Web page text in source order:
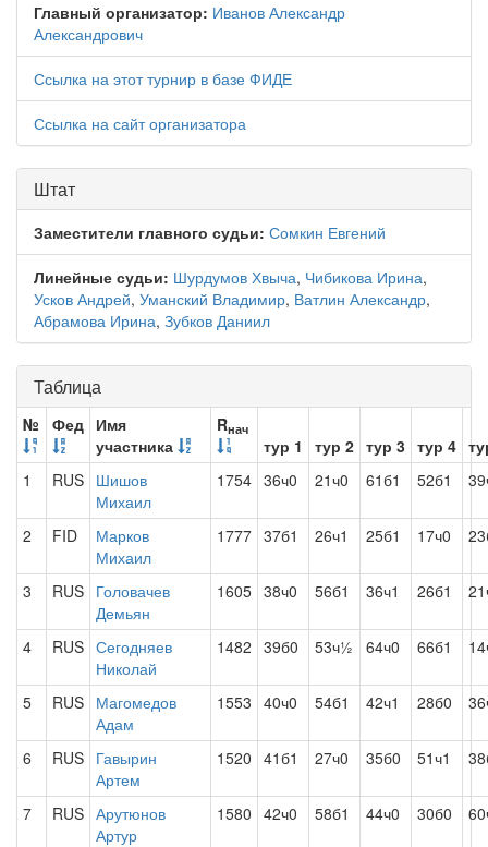
Главный организатор: Иванов Александр
Александрович
Ссылка на этот турнир в базе ФИДЕ
Ссылка на сайт организатора
Штат
Заместители главного судьи: Сомкин Евгений
Линейные судьи: Шурдумов Хвыча, Чибикова Ирина,
Усков Андрей, Уманский Владимир, Ватлин Александр,
Абрамова Ирина, Зубков Даниил
Таблица
№ Фед Имя
участника
Rнач
тур 1 тур 2 тур 3 тур 4
1
RUS Шишов
Михаил
1754 36ч0 21ч0 61б1 52б1
2 FID
Марков
Михаил
1777 37б1 26ч1 25б1 17ч0
3 RUS Головачев
Демьян
1605 38ч0 56б1 36ч1 26б1
4 RUS Сегодняев
Николай
1482 39б0 53ч½ 64ч0 66б1
5 RUS Магомедов
Адам
1553 40ч0 54б1 42ч1 28б0
6 RUS Гавырин
Артем
1520 41б1 27ч0 35б0 51ч1
7 RUS Арутюнов
Артур
1580 42ч0 58б1 44ч0 30б0